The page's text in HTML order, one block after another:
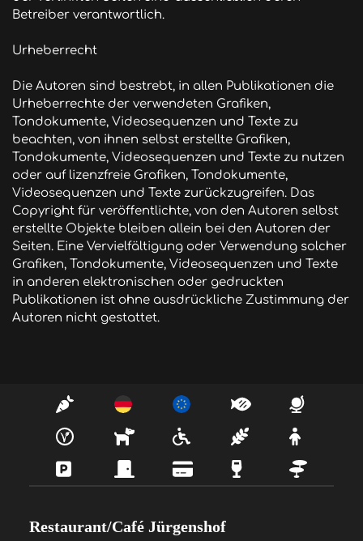
Betreiber verantwortlich.
Urheberrecht
Die Autoren sind bestrebt, in allen Publikationen die
Urheberrechte der verwendeten Grafiken,
Tondokumente, Videosequenzen und Texte zu
beachten, von ihnen selbst erstellte Grafiken,
Tondokumente, Videosequenzen und Texte zu nutzen
oder auf lizenzfreie Grafiken, Tondokumente,
Videosequenzen und Texte zurückzugreifen. Das
Copyright für veröffentlichte, von den Autoren selbst
erstellte Objekte bleiben allein bei den Autoren der
Seiten. Eine Vervielfältigung oder Verwendung solcher
Grafiken, Tondokumente, Videosequenzen und Texte
in anderen elektronischen oder gedruckten
Publikationen ist ohne ausdrückliche Zustimmung der
Autoren nicht gestattet.
Restaurant/Café Jürgenshof